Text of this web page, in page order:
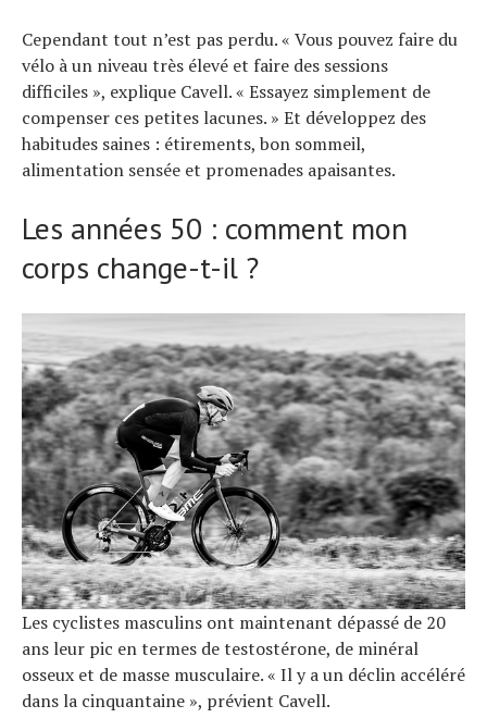
Cependant tout n’est pas perdu. « Vous pouvez faire du
vélo à un niveau très élevé et faire des sessions
difficiles », explique Cavell. « Essayez simplement de
compenser ces petites lacunes. » Et développez des
habitudes saines : étirements, bon sommeil,
alimentation sensée et promenades apaisantes.
Les années 50 : comment mon
corps change-t-il ?
Les cyclistes masculins ont maintenant dépassé de 20
ans leur pic en termes de testostérone, de minéral
osseux et de masse musculaire. « Il y a un déclin accéléré
dans la cinquantaine », prévient Cavell.